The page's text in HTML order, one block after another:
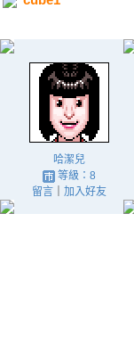
哈潔兒
等級：8
留言｜ 加入好友